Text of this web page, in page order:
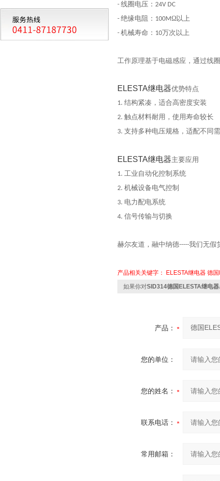
- 线圈电压： 24V DC
- 绝缘电阻： 100MΩ以上
- 机械寿命： 10万次以上
工作原理基于电磁感应，通过线
ELESTA继电器优势特点
1. 结构紧凑，适合高密度安装
2. 触点材料耐用，使用寿命较长
3. 支持多种电压规格，适配不同
ELESTA继电器主要应用
1. 工业自动化控制系统
2. 机械设备电气控制
3. 电力配电系统
4. 信号传输与切换
赫尔友道，融中纳德-----我们无假
产品相关关键字： ELESTA继电器 德
如果你对SID314德国ELESTA继电器
产品：
您的单位：
您的姓名：
联系电话：
常用邮箱：